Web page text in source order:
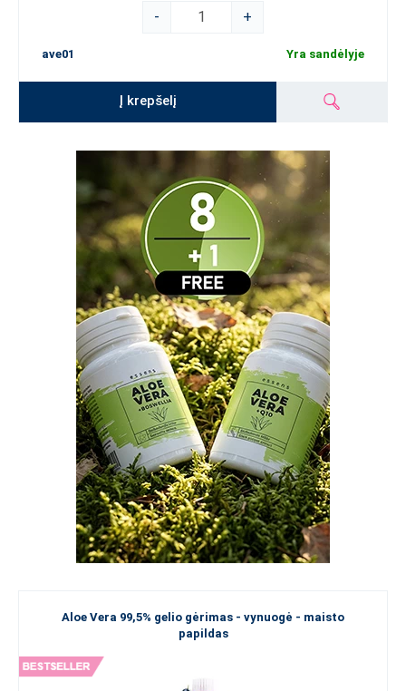
-
+
ave01 Yra sandėlyje
Į krepšelį
Aloe Vera 99,5% gelio gėrimas - vynuogė - maisto
papildas